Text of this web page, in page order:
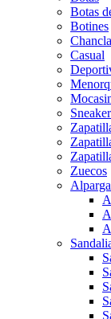
Botas
Botines
Casual
Zuecos